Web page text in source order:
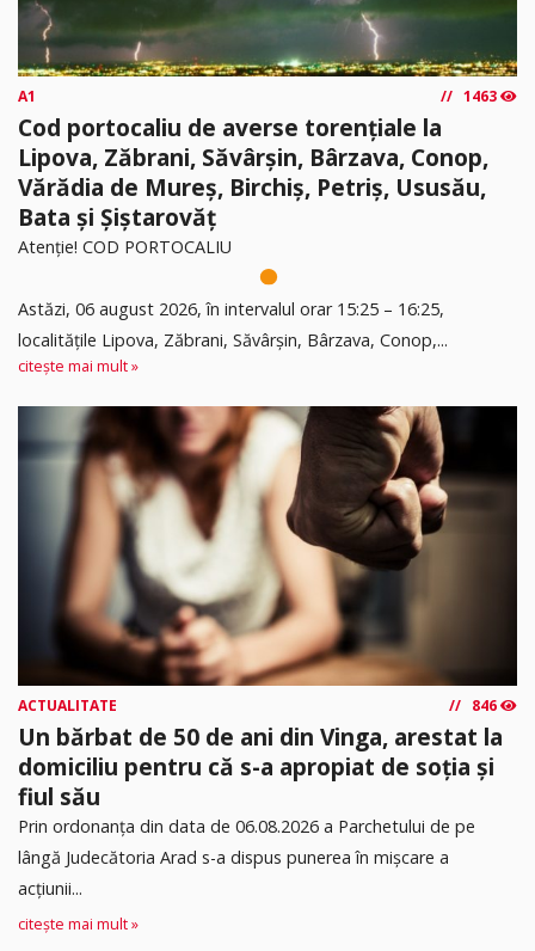
A1 1463
Cod portocaliu de averse torențiale la
Lipova, Zăbrani, Săvârșin, Bârzava, Conop,
Vărădia de Mureș, Birchiș, Petriș, Ususău,
Bata și Șiștarovăț
Atenție! COD PORTOCALIU
Astăzi, 06 august 2026, în intervalul orar 15:25 – 16:25,
localitățile Lipova, Zăbrani, Săvârșin, Bârzava, Conop,...
citește mai mult »
ACTUALITATE 846
Un bărbat de 50 de ani din Vinga, arestat la
domiciliu pentru că s-a apropiat de soția și
fiul său
Prin ordonanța din data de 06.08.2026 a Parchetului de pe
lângă Judecătoria Arad s-a dispus punerea în mişcare a
acţiunii...
citește mai mult »